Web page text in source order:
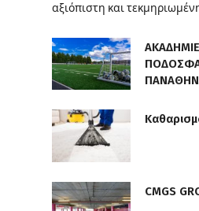
αξιόπιστη και
CMGS